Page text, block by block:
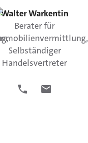
WalterWarkentin
Berater für
Selbständiger
Handelsvertreter